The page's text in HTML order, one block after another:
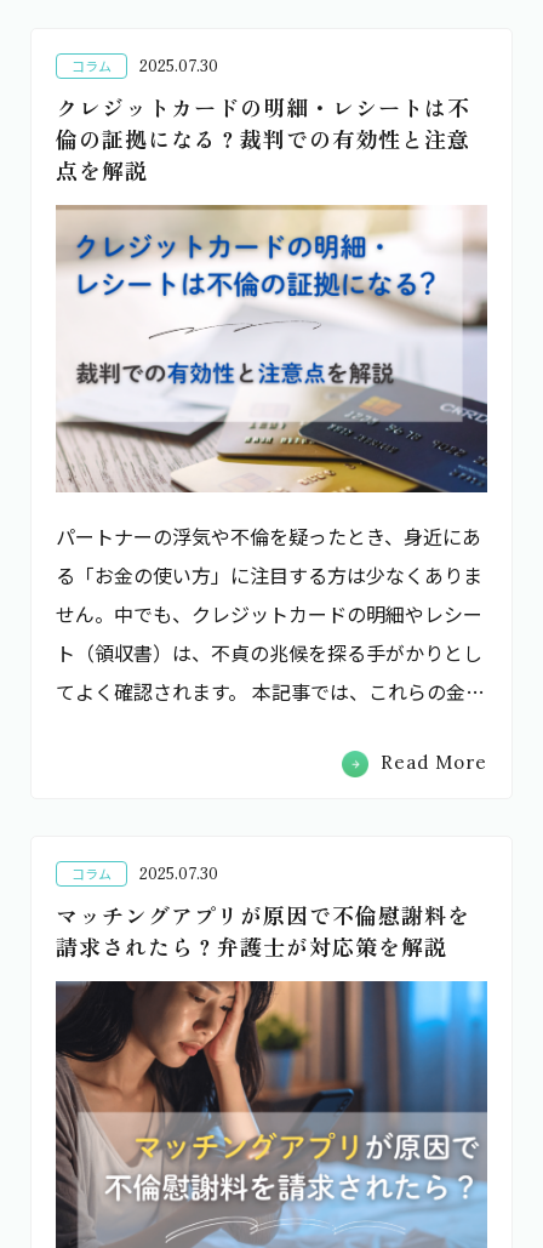
コラム 2025.07.30
クレジットカードの明細・レシートは不
倫の証拠になる？裁判での有効性と注意
点を解説
パートナーの浮気や不倫を疑ったとき、身近にあ
る「お金の使い方」に注目する方は少なくありま
せん。中でも、クレジットカードの明細やレシー
ト（領収書）は、不貞の兆候を探る手がかりとし
てよく確認されます。 本記事では、これらの金…
Read More
コラム 2025.07.30
マッチングアプリが原因で不倫慰謝料を
請求されたら？弁護士が対応策を解説